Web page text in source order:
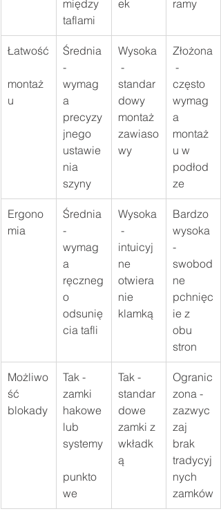
między
taflami
ek ramy
Łatwość
montaż
u
Średnia
-
wymag
a
precyzy
jnego
ustawie
nia
szyny
Wysoka
-
standar
dowy
montaż
zawiaso
wy
Złożona
-
często
wymag
a
montaż
u w
podłod
ze
Ergono
mia
Średnia
-
wymag
a
ręczneg
o
odsunię
cia tafli
Wysoka
-
intuicyj
ne
otwiera
nie
klamką
Bardzo
wysoka
-
swobod
ne
pchnięc
ie z
obu
stron
Możliwo
ść
blokady
Tak -
zamki
hakowe
lub
systemy
punkto
we
Tak -
standar
dowe
zamki z
wkładk
ą
Ogranic
zona -
zazwyc
zaj
brak
tradycyj
nych
zamków